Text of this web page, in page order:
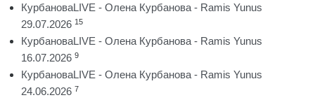
КурбановаLIVE - Олена Курбанова - Ramis Yunus
29.07.2026 15
КурбановаLIVE - Олена Курбанова - Ramis Yunus
16.07.2026 9
КурбановаLIVE - Олена Курбанова - Ramis Yunus
24.06.2026 7